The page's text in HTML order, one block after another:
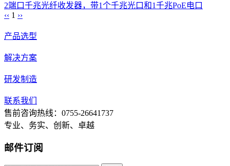
2端口千兆光纤收发器，带1个千兆光口和1千兆PoE电口
‹‹ 1 ››
产品选型
解决方案
研发制造
联系我们
售前咨询热线：0755-26641737
专业、务实、创新、卓越
邮件订阅